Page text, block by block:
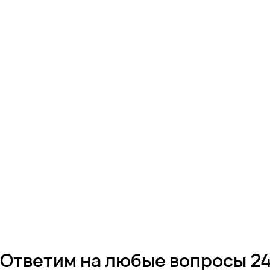
Ответим на любые вопросы